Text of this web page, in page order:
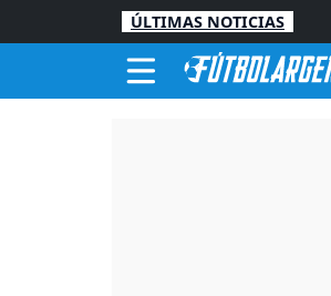
ÚLTIMAS NOTICIAS